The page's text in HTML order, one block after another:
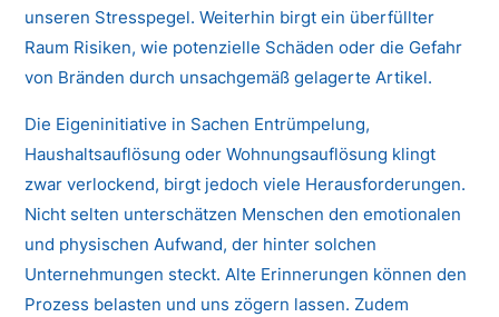
unseren Stresspegel. Weiterhin birgt ein überfüllter
Raum Risiken, wie potenzielle Schäden oder die Gefahr
von Bränden durch unsachgemäß gelagerte Artikel.
Die Eigeninitiative in Sachen Entrümpelung,
Haushaltsauflösung oder Wohnungsauflösung klingt
zwar verlockend, birgt jedoch viele Herausforderungen.
Nicht selten unterschätzen Menschen den emotionalen
und physischen Aufwand, der hinter solchen
Unternehmungen steckt. Alte Erinnerungen können den
Prozess belasten und uns zögern lassen. Zudem